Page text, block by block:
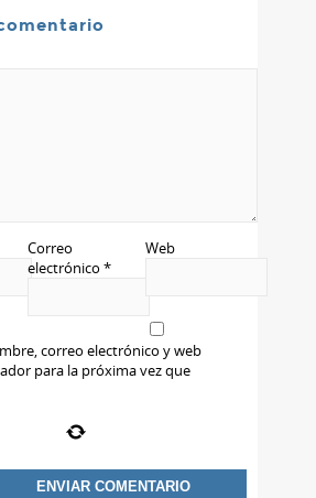
Correo
electrónico*
Web
correo electrónico y web
para la próxima vez que